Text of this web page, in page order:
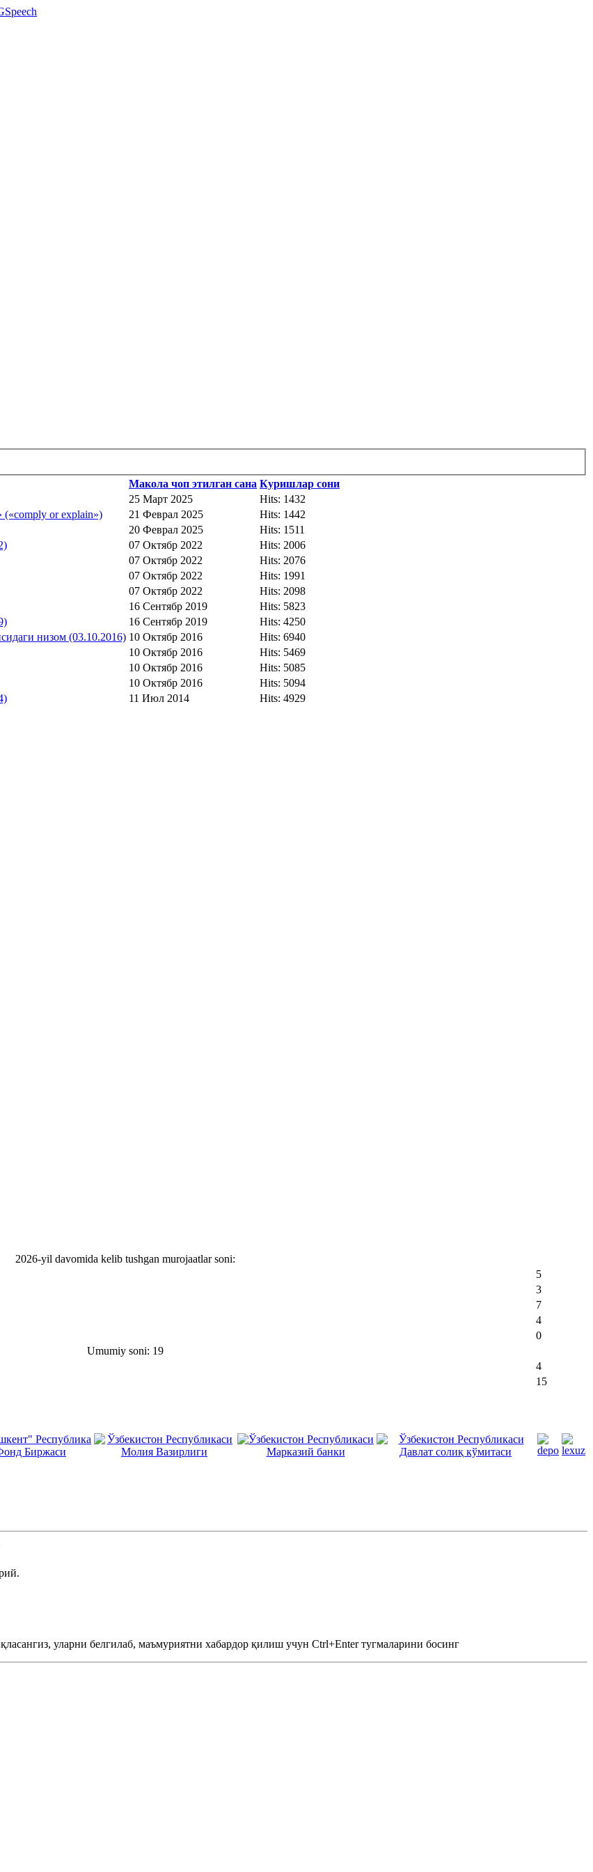
Макола чоп этилган сана Куришлар сони
25 Март 2025
Hits: 1432
or explain»)
21 Феврал 2025
Hits: 1442
20 Феврал 2025
Hits: 1511
07 Октябр 2022
Hits: 2006
07 Октябр 2022
Hits: 2076
07 Октябр 2022
Hits: 1991
07 Октябр 2022
Hits: 2098
16 Сентябр 2019
Hits: 5823
16 Сентябр 2019
Hits: 4250
низом (03.10.2016) 10 Октябр 2016
Hits: 6940
10 Октябр 2016
Hits: 5469
10 Октябр 2016
Hits: 5085
10 Октябр 2016
Hits: 5094
11 Июл 2014 Hits: 4929
2026-yil davomida kelib tushgan murojaatlar soni:
5
3
7
4
0
Umumiy soni: 19
4
15
уларни белгилаб, маъмуриятни хабардор қилиш учун Ctrl+Enter тугмаларини босинг